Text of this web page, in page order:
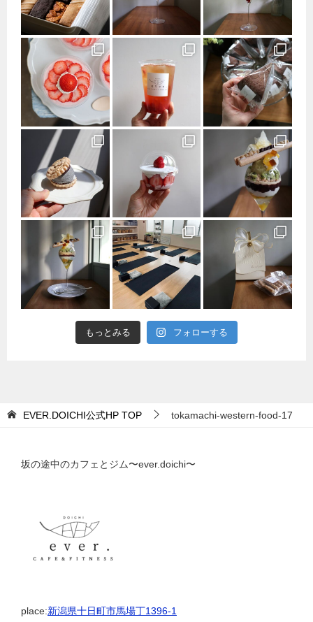
もっとみる フォローする
EVER.DOICHI公式HP TOP tokamachi-western-food-17
坂の途中のカフェとジム〜ever.doichi〜
place:新潟県十日町市馬場丁1396-1